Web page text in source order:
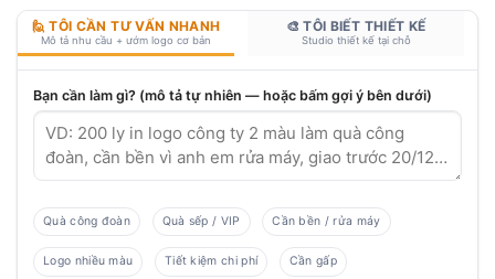
🙋 TÔI CẦN TƯ VẤN NHANH
Mô tả nhu cầu + ướm logo cơ bản
🎨 TÔI BIẾT THIẾT KẾ
Studio thiết kế tại chỗ
Bạn cần làm gì? (mô tả tự nhiên — hoặc bấm gợi ý bên dưới)
Quà công đoàn Quà sếp / VIP Cần bền / rửa máy
Logo nhiều màu Tiết kiệm chi phí Cần gấp